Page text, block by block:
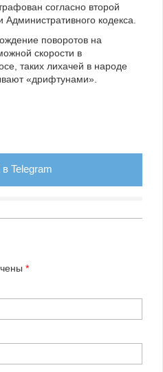
согласно второй
Административного кодекса.
поворотов на
скорости в
таких лихачей в народе
«дрифтунами».
Telegram
*